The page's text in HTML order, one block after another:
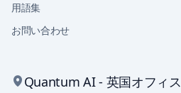
用語集
お問い合わせ
Quantum AI - 英国オフィス